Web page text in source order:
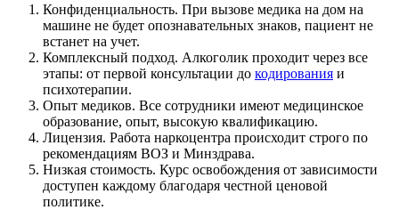
Конфиденциальность. При вызове медика на дом на
машине не будет опознавательных знаков, пациент не
встанет на учет.
Комплексный подход. Алкоголик проходит через все
этапы: от первой консультации до кодирования и
психотерапии.
Опыт медиков. Все сотрудники имеют медицинское
образование, опыт, высокую квалификацию.
Лицензия. Работа наркоцентра происходит строго по
рекомендациям ВОЗ и Минздрава.
Низкая стоимость. Курс освобождения от зависимости
доступен каждому благодаря честной ценовой
политике.